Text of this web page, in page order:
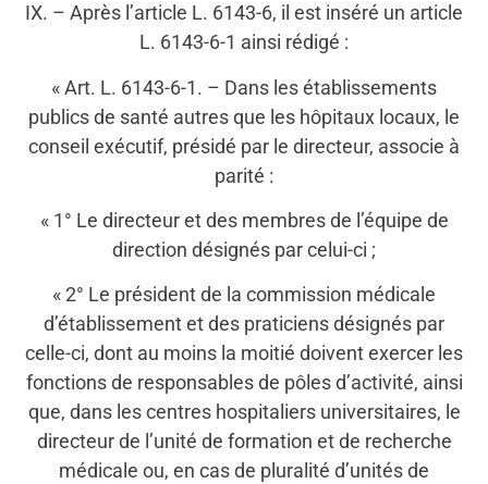
IX. – Après l’article L. 6143-6, il est inséré un article
L. 6143-6-1 ainsi rédigé :
« Art. L. 6143-6-1. – Dans les établissements
publics de santé autres que les hôpitaux locaux, le
conseil exécutif, présidé par le directeur, associe à
parité :
« 1° Le directeur et des membres de l’équipe de
direction désignés par celui-ci ;
« 2° Le président de la commission médicale
d’établissement et des praticiens désignés par
celle-ci, dont au moins la moitié doivent exercer les
fonctions de responsables de pôles d’activité, ainsi
que, dans les centres hospitaliers universitaires, le
directeur de l’unité de formation et de recherche
médicale ou, en cas de pluralité d’unités de